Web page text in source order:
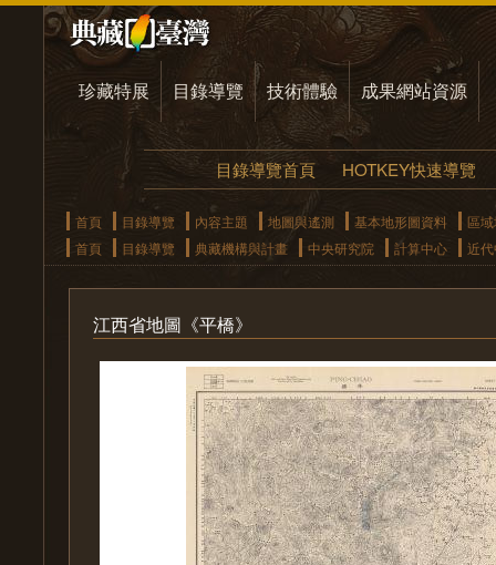
珍藏特展 目錄導覽 技術體驗 成果網站資源
目錄導覽首頁 HOTKEY快速導覽
首頁 目錄導覽 內容主題 地圖與遙測 基本地形圖資料
區
首頁
目錄導覽 典藏機構與計畫 中央研究院 計算中心 近
江西省地圖《平橋》